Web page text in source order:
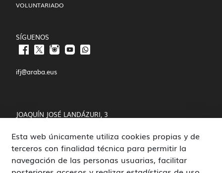
VOLUNTARIADO
SÍGUENOS
ifj@araba.eus
JOAQUÍN JOSÉ LANDÁZURI, 3
01008 VITORIA-GASTEIZ
POLÍTICA DE COOKIES Y PRIVACIDAD
Esta web únicamente utiliza cookies propias y de
terceros con finalidad técnica para permitir la
navegación de las personas usuarias, facilitar